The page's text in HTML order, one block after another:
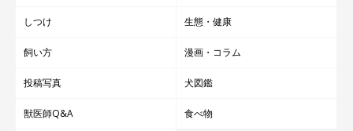
しつけ 生態・健康
飼い方 漫画・コラム
投稿写真 犬図鑑
獣医師Q&A 食べ物